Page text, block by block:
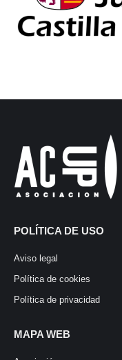
POLÍTICA DE USO
Aviso legal
Política de cookies
Política de privacidad
MAPA WEB